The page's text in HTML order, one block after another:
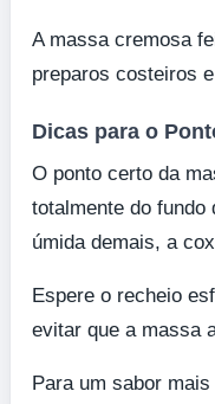
A massa cremosa
preparos costeiros
Dicas para o
O ponto certo da
totalmente do fundo
úmida demais, a
Espere o recheio
evitar que a massa
Para um sabor